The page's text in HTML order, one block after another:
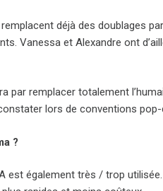
déjà des doublages
Vanessa et Alexandre ont
par remplacer totalement
lors de conventions pop-
?
est également très / trop